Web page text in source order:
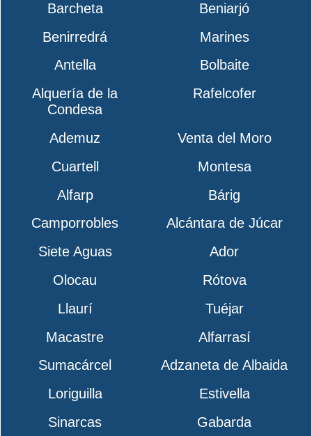
Barcheta
Beniarjó
Benirredrá
Marines
Antella
Bolbaite
Alquería de la
Condesa
Rafelcofer
Ademuz
Venta del Moro
Cuartell
Montesa
Alfarp
Bárig
Camporrobles
Alcántara de Júcar
Siete Aguas
Ador
Olocau
Rótova
Llaurí
Tuéjar
Macastre
Alfarrasí
Sumacárcel
Adzaneta de Albaida
Loriguilla
Estivella
Sinarcas
Gabarda